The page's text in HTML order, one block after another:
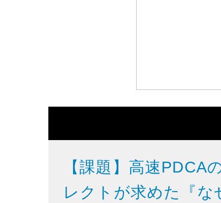
【課題】高速PDCA
レクトが求めた『な